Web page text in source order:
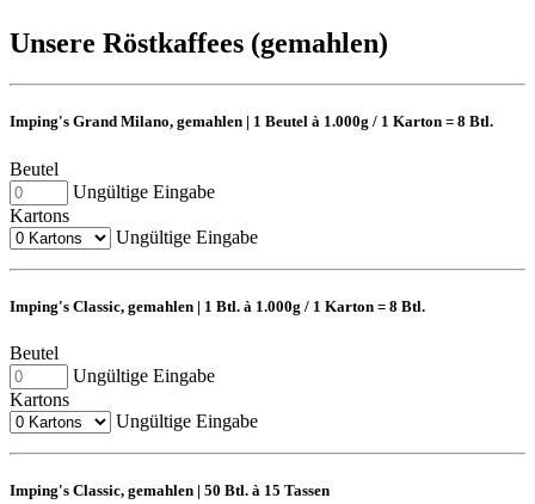
Unsere Röstkaffees (gemahlen)
Imping's Grand Milano, gemahlen | 1 Beutel à 1.000g / 1 Karton = 8 Btl.
Beutel
Ungültige Eingabe
Kartons
Ungültige Eingabe
Imping's Classic, gemahlen | 1 Btl. à 1.000g / 1 Karton = 8 Btl.
Beutel
Ungültige Eingabe
Kartons
Ungültige Eingabe
Imping's Classic, gemahlen | 50 Btl. à 15 Tassen